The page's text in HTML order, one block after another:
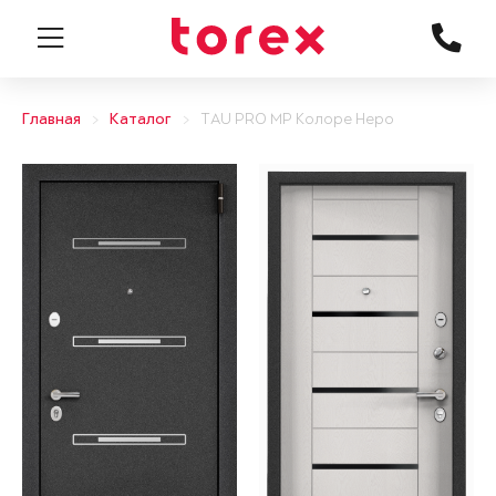
Главная Каталог TAU PRO MP Колоре Неро